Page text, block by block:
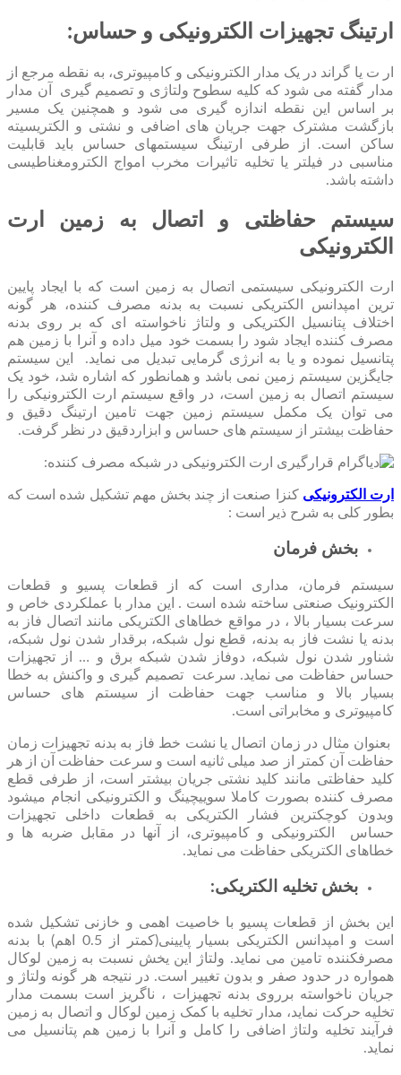
ارتینگ تجهیزات الکترونیکی و حساس:
ار ت یا گراند در یک مدار الکترونیکی و کامپیوتری، به نقطه مرجع از
مدار گفته می‏ شود که کلیه سطوح ولتاژی و تصمیم‏ گیری آن مدار
بر اساس این نقطه اندازه‏ گیری می ‏شود و همچنین یک مسیر
بازگشت مشترک جهت جریان‏ های اضافی و نشتی و الکتریسیته
ساکن است. از طرفی ارتینگ سیستمهای حساس باید قابلیت
مناسبی در فیلتر یا تخلیه تاثیرات مخرب امواج الکترومغناطیسی
داشته باشد.
سیستم حفاظتی و اتصال به زمین ارت
الکترونیکی
ارت الکترونیکی سیستمی اتصال به زمین است که با ایجاد پایین
ترین امپدانس الکتریکی نسبت به بدنه مصرف کننده، هر گونه
اختلاف پتانسیل الکتریکی و ولتاژ ناخواسته‏‏ ای که بر روی بدنه
مصرف کننده ایجاد شود را بسمت خود میل داده و آنرا با زمین هم‏
پتانسیل نموده و یا به انرژی گرمایی تبدیل می ‏نماید. این سیستم
جایگزین سیستم زمین نمی باشد و همانطور که اشاره شد، خود یک
سیستم اتصال به زمین است، در واقع سیستم ارت الکترونیکی را
می توان یک مکمل سیستم زمین جهت تامین ارتینگ دقیق و
حفاظت بیشتر از سیستم های حساس و ابزاردقیق در نظر گرفت.
ارت الکترونیکی کنزا صنعت از چند بخش مهم تشکیل شده است که
بطور کلی به شرح ذیر است :
بخش فرمان
سیستم فرمان، مداری است که از قطعات پسیو و قطعات
الکترونیک صنعتی ساخته شده است . این مدار با عملکردی خاص و
سرعت بسیار بالا ، در مواقع خطاهای الکتریکی مانند اتصال فاز به
بدنه یا نشت فاز به بدنه، قطع نول شبکه، برقدار شدن نول شبکه،
شناور شدن نول شبکه، دوفاز شدن شبکه برق و … از تجهیزات
حساس حفاظت می نماید. سرعت تصمیم گیری و واکنش به خطا
بسیار بالا و مناسب جهت حفاظت از سیستم های حساس
کامپیوتری و مخابراتی است.
بعنوان مثال در زمان اتصال یا نشت خط فاز به بدنه تجهیزات زمان
حفاظت آن کمتر از صد میلی ثانیه است و سرعت حفاظت آن از هر
کلید حفاظتی مانند کلید نشتی جریان بیشتر است، از طرفی قطع
مصرف کننده بصورت کاملا سوییچینگ و الکترونیکی انجام می‏شود
وبدون کوچکترین فشار الکتریکی به قطعات داخلی تجهیزات
حساس ‏ الکترونیکی و کامپیوتری، از آنها در مقابل ضربه ها و
خطاهای الکتریکی حفاظت می نماید.
بخش تخلیه الکتریکی:
این بخش از قطعات پسیو با خاصیت اهمی و خازنی تشکیل شده
است و امپدانس الکتریکی بسیار پایینی(کمتر از 0.5 اهم) با بدنه
مصرف‏کننده تامین می نماید. ولتاژ این یخش نسبت به زمین لوکال
همواره در حدود صفر و بدون تغییر است. در نتیجه هر گونه ولتاژ و
جریان ناخواسته برروی بدنه تجهیزات ، ناگریز است بسمت مدار
تخلیه حرکت نماید، مدار تخلیه با کمک زمین لوکال و اتصال به زمین
فرآیند تخلیه ولتاژ اضافی را کامل و آنرا با زمین هم پتانسیل می
نماید.